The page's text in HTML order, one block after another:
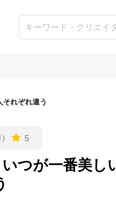
れぞれ違う
5
つが一番美し